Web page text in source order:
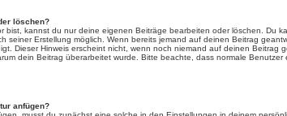
löschen?
bist, kannst du nur deine eigenen Beiträge bearbeiten oder löschen. Du
seiner Erstellung möglich. Wenn bereits jemand auf deinen Beitrag
Dieser Hinweis erscheint nicht, wenn noch niemand auf deinen
dein Beitrag überarbeitet wurde. Bitte beachte, dass normale
anfügen?